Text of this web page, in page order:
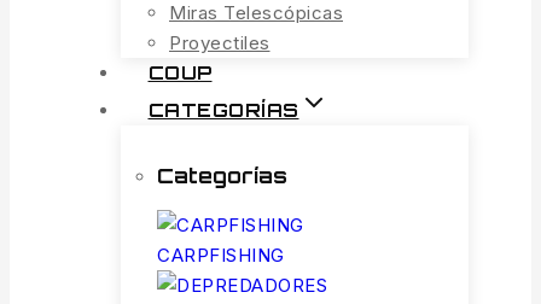
Miras Telescópicas
Proyectiles
COUP
CATEGORÍAS
Categorías
CARPFISHING